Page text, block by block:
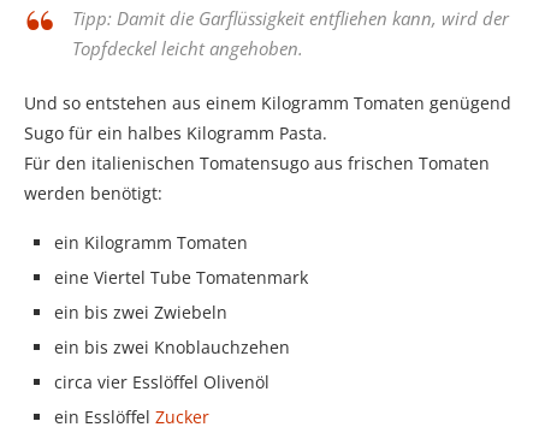
Tipp: Damit die Garflüssigkeit entfliehen kann, wird der
Topfdeckel leicht angehoben.
Und so entstehen aus einem Kilogramm Tomaten genügend
Sugo für ein halbes Kilogramm Pasta.
Für den italienischen Tomatensugo aus frischen Tomaten
werden benötigt:
ein Kilogramm Tomaten
eine Viertel Tube Tomatenmark
ein bis zwei Zwiebeln
ein bis zwei Knoblauchzehen
circa vier Esslöffel Olivenöl
ein Esslöffel Zucker